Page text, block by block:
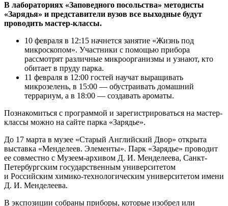
В лабораториях «Заповедного посольства» методисты
«Зарядья» и представители вузов все выходные будут
проводить мастер-классы.
10 февраля в 12:15 начнется занятие «Жизнь под
микроскопом». Участники с помощью прибора
рассмотрят различные микроорганизмы и узнают, кто
обитает в пруду парка.
11 февраля в 12:00 гостей научат выращивать
микрозелень, в 15:00 — обустраивать домашний
террариум, а в 18:00 — создавать ароматы.
Познакомиться с программой и зарегистрироваться на мастер-
классы можно на сайте парка «Зарядье».
До 17 марта в музее «Старый Английский Двор» открыта
выставка «Менделеев. Элементы». Парк «Зарядье» проводит
ее совместно с Музеем-архивом Д. И. Менделеева, Санкт-
Петербургским государственным университетом
и Российским химико-технологическим университетом имени
Д. И. Менделеева.
В экспозиции собраны приборы, которые изобрел или